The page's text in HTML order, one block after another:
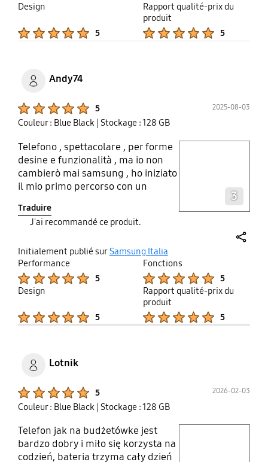
Design
5
Rapport qualité-prix du
produit
5
Andy74
5 2025-08-03
Couleur : Blue Black | Stockage : 128 GB
Telefono , spettacolare , per forme
desine e funzionalità , ma io non
cambierò mai samsung , ho iniziato
il mio primo percorso con un
,poi S10 , poi S10 plus, poi Note 10 ,
poi S20 , poi S22 Ultra e per
sarà sempre al mio fianco come
smartphone .
Traduire
3
J'ai recommandé ce produit.
Initialement publié surSamsung Italia
Performance
5
Fonctions
5
Design
5
Rapport qualité-prix du
produit
5
Lotnik
5 2026-02-03
Couleur : Blue Black | Stockage : 128 GB
Telefon jak na budżetówke jest
bardzo dobry i miło się korzysta na
codzień, bateria trzyma cały dzień